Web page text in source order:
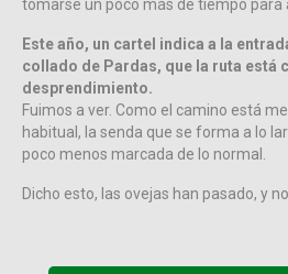
tomarse un poco más de tiempo para
Este año, un cartel indica a la
collado de Pardas, que la ruta está
desprendimiento.
Fuimos a ver. Como el camino está
habitual, la senda que se forma a lo
poco menos marcada de lo normal.
Dicho esto, las ovejas han pasado, y